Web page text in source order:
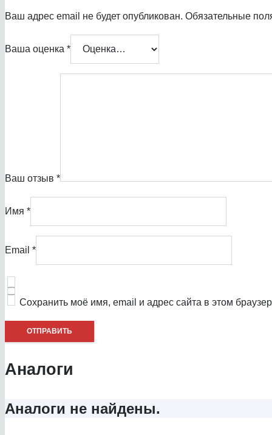
Ваш адрес email не будет опубликован. Обязательные
Ваша оценка *
Ваш отзыв *
Имя *
Email *
Сохранить моё имя, email и адрес сайта в этом
Аналоги
Аналоги не найдены.